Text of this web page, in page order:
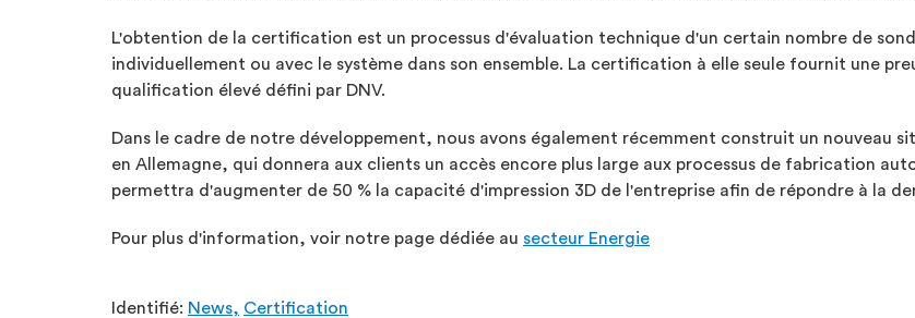
L'obtention de la certification est un processus d'évaluation technique d'un certain nombre de
individuellement ou avec le système dans son ensemble. La certification à elle seule fournit une
qualification élevé défini par DNV.
Dans le cadre de notre développement, nous avons également récemment construit un nouveau
en Allemagne, qui donnera aux clients un accès encore plus large aux processus de fabrication
permettra d'augmenter de 50 % la capacité d'impression 3D de l'entreprise afin de répondre à la
Pour plus d'information, voir notre page dédiée au secteur Energie
Identifié: News, Certification